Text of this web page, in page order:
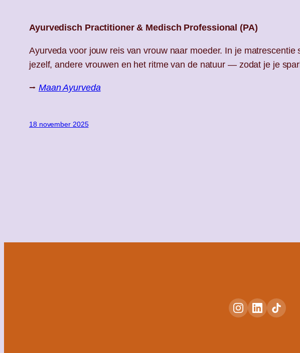
Ayurvedisch Practitioner & Medisch Professional (PA)
Ayurveda voor jouw reis van vrouw naar moeder. In je
jezelf, andere vrouwen en het ritme van de natuur — zodat je je
⭢ Maan Ayurveda
18 november 2025